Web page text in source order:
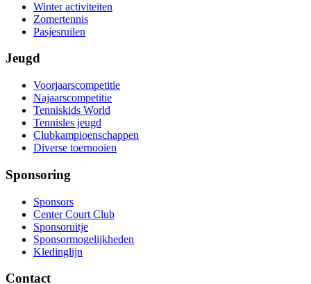
Winter activiteiten
Zomertennis
Pasjesruilen
Jeugd
Voorjaarscompetitie
Najaarscompetitie
Tenniskids World
Tennisles jeugd
Clubkampioenschappen
Diverse toernooien
Sponsoring
Sponsors
Center Court Club
Sponsoruitje
Sponsormogelijkheden
Kledinglijn
Contact